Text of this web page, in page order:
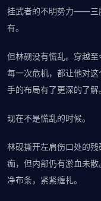
挂武者的不明势力——三
有。
但林砚没有慌乱。穿越至
每一次危机，都让他对
手的布局有了更深的了解
现在不是慌乱的时候。
林砚撕开左肩伤口处的
痂，但内部仍有淤血未
净布条，紧紧缠扎。